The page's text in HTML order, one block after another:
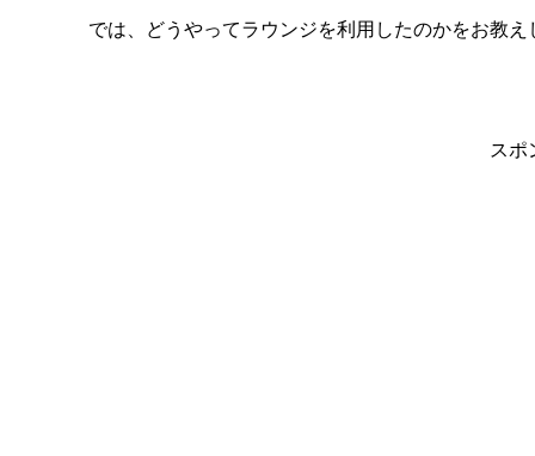
では、どうやってラウンジを利用したのかをお教え
スポ